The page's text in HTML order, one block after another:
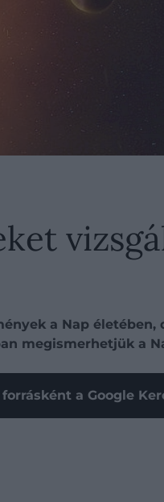
a Nap
megismerhetjük a
a Google